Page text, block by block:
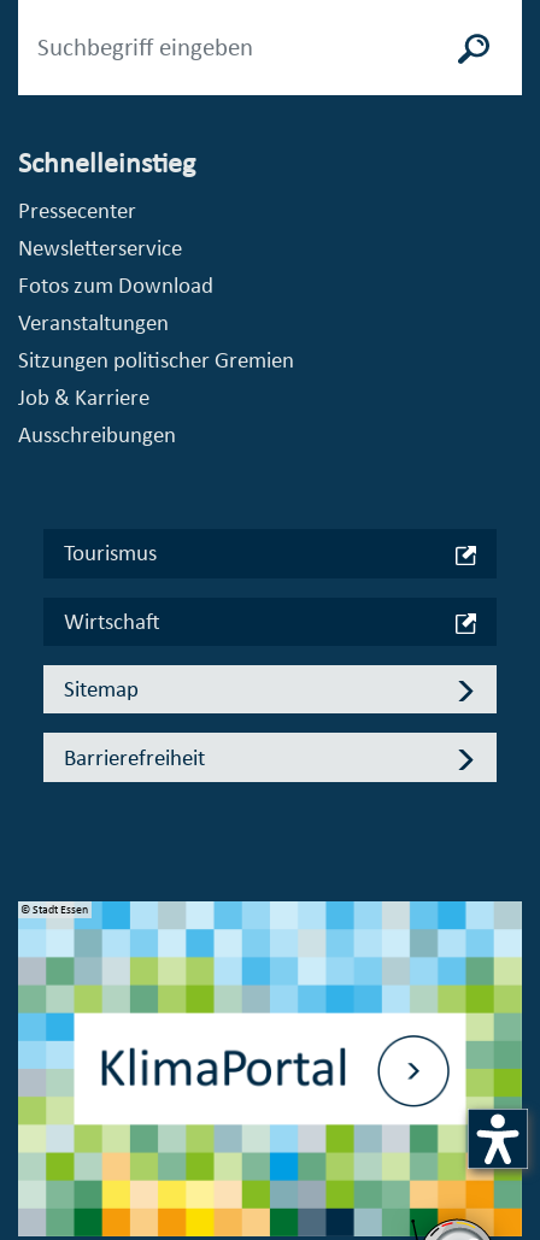
Schnelleinstieg
Pressecenter
Newsletterservice
Fotos zum Download
Veranstaltungen
Sitzungen politischer Gremien
Job & Karriere
Ausschreibungen
Tourismus
Wirtschaft
Sitemap
Barrierefreiheit
© Stadt Essen